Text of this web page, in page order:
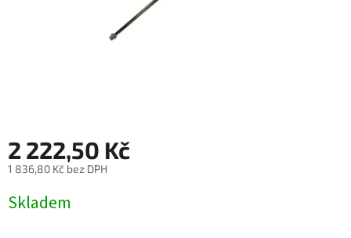
2 222,50 Kč
1 836,80 Kč bez DPH
cena:
Skladem